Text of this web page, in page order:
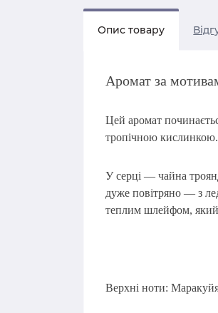
Опис товару
Аромат за
Цей аромат
тропічною
У серці — чайна
дуже повітряно — з
теплим шлейфом, який
Верхні ноти: